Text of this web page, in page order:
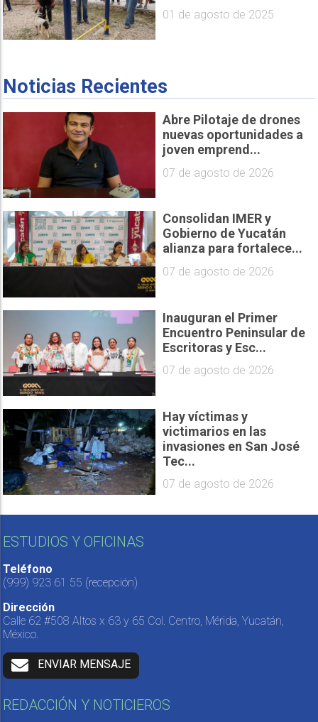
01 de agosto de 2025
Noticias Recientes
Abre Pilotaje de drones
nuevas oportunidades a
joven emprend...
07 de agosto de 2026
Consolidan IMER y
Gobierno de Yucatán
alianza para fortalece...
07 de agosto de 2026
Inauguran el Primer
Encuentro Peninsular de
Escritoras y Esc...
07 de agosto de 2026
Hay víctimas y
victimarios en las
invasiones en San José
Tec...
07 de agosto de 2026
ESTUDIOS Y OFICINAS
Teléfono
(999) 923 61 55 (recepción)
Dirección
Calle 62 #508 Altos x 63 y 65 Col. Centro, Mérida, Yucatán,
México.
ENVIAR MENSAJE
REDACCIÓN Y NOTICIEROS